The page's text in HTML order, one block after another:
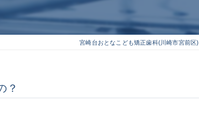
舌側矯正
ホワイトニング
でこぼこ
開咬
宮崎台おとなこども矯正歯科(川崎市宮前区)
？